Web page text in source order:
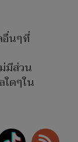
นๆที่
มีส่วน
ดๆใน